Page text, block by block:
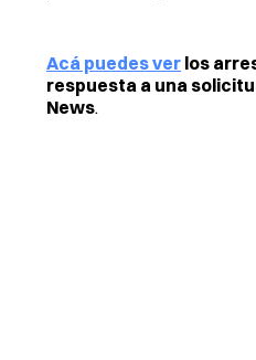
Acá puedes ver los
respuesta a una
News.